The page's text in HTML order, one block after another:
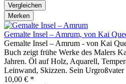
Vergleichen
Merken
Gemalte Insel – Amrum, von Kai
Gemalte Insel – Amrum - von Kai
Buch zeigt frühe Werke des Malers
Jahren. Öl auf Holz, Aquarell,
Leinwand, Skizzen. Sein Urgroßvater
10,00 € *